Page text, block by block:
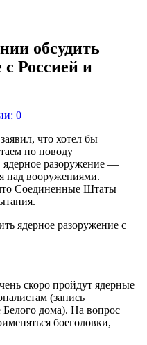
обсудить
с Россией и
0
что хотел бы
по поводу
ядерное разоружение —
над вооружениями.
Соединенные Штаты
скоро пройдут ядерные
(запись
Белого дома). На вопрос
боеголовки,